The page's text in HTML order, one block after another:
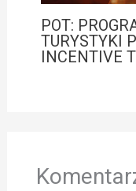
POT:
TURYSTYKI
INCENTIVE